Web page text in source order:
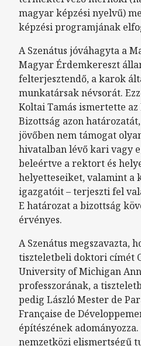
magyar képzési nyelvű)
képzési programjának
A Szenátus jóváhagyta a
Magyar Érdemkereszt
felterjesztendő, a karok
munkatársak névsorát.
Koltai Tamás ismertette
Bizottság azon
jövőben nem támogat
hivatalban lévő kari vagy
beleértve a rektort és
helyetteseiket, valamint a
igazgatóit – terjeszti fel
E határozat a bizottság
érvényes.
A Szenátus megszavazta,
tiszteletbeli doktori címét
University of Michigan
professzorának, a
pedig László Mester de
Française de
építészének
nemzetközi elismertségű